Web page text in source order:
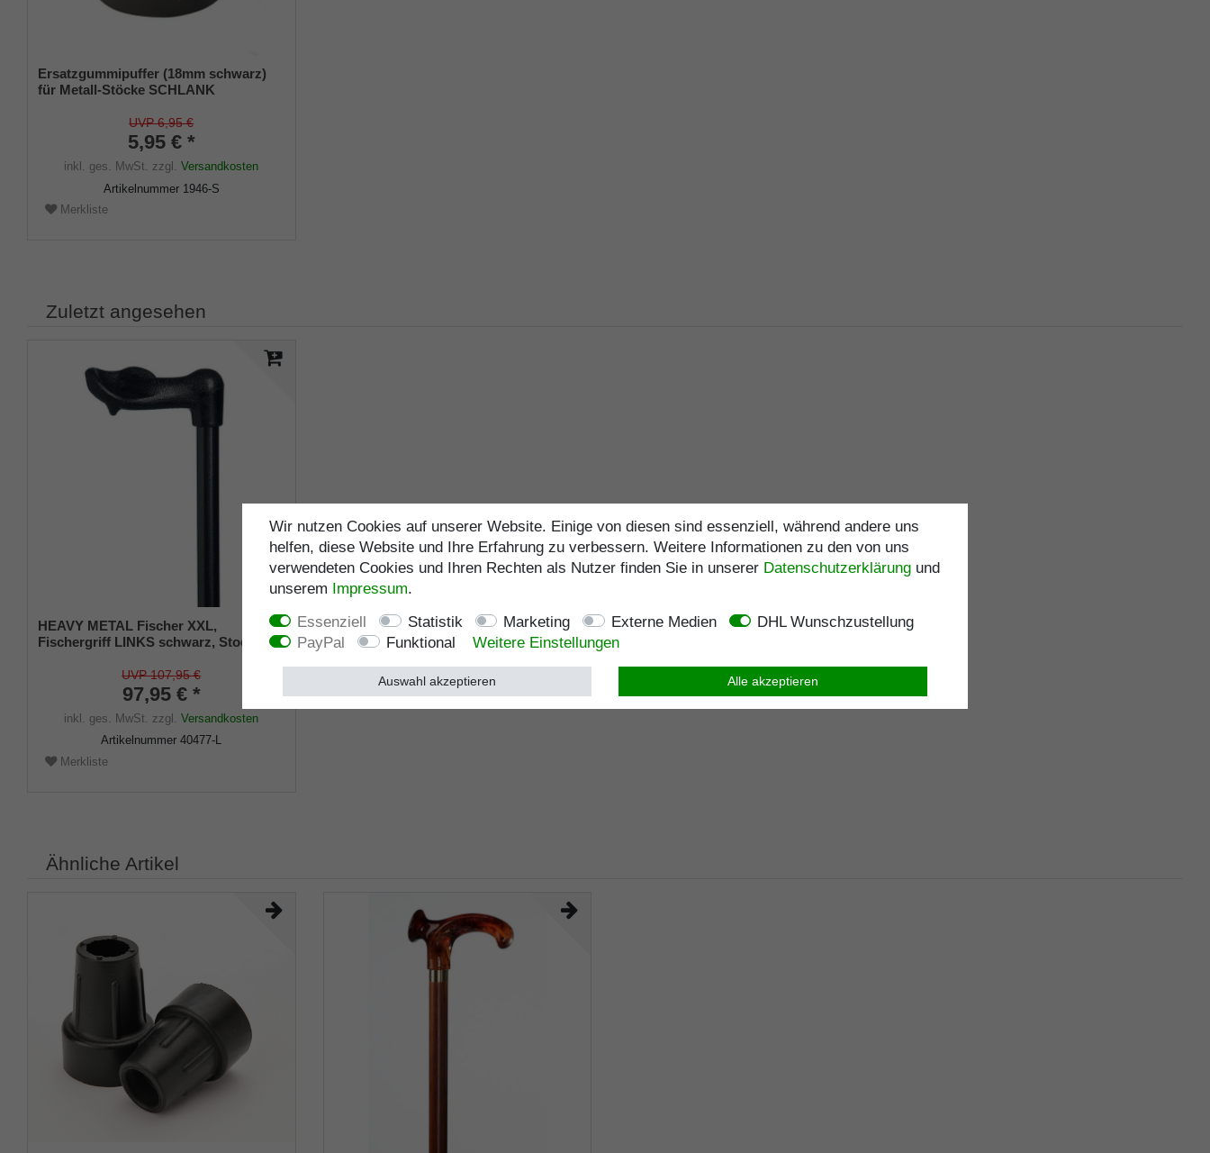
Ersatzgummipuffer (18mm schwarz)
für Metall-Stöcke SCHLANK
Metalleinlage (VE 1 Stück)
UVP 6,95 €
5,95 € *
inkl. ges. MwSt. zzgl.Versandkosten
Artikelnummer 1946-S
Merkliste
Zuletzt angesehen
HEAVY METAL Fischer XXL,
Fischergriff LINKS schwarz, Stock
bis 225 Kg, verstellbar von 82-105 cm
UVP 107,95 €
97,95 € *
inkl. ges. MwSt. zzgl.Versandkosten
Artikelnummer40477-L
Merkliste
Ähnliche Artikel
Wir nutzen Cookies auf unserer Website. Einige von diesen sind essenziell, während andere uns
helfen, diese Website und Ihre Erfahrung zu verbessern. Weitere Informationen zu den von uns
verwendeten Cookies und Ihren Rechten als Nutzer finden Sie in unserer Daten­schutz­erklärungund
unserem Impressum.
Essenziell
Statistik Marketing Externe Medien
DHL Wunschzustellung
PayPal
Funktional Weitere Einstellungen
Alle akzeptieren
Auswahl akzeptieren